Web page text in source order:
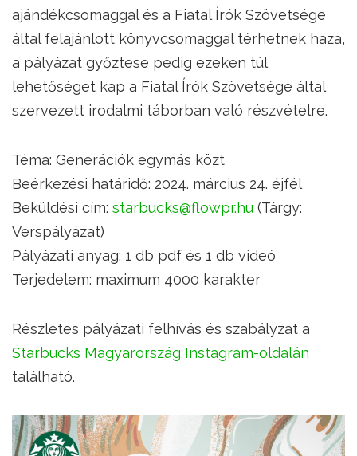
ajándékcsomaggal és a Fiatal Írók Szövetsége
által felajánlott könyvcsomaggal térhetnek haza,
a pályázat győztese pedig ezeken túl
lehetőséget kap a Fiatal Írók Szövetsége által
szervezett irodalmi táborban való részvételre.
Téma: Generációk egymás közt
Beérkezési határidő: 2024. március 24. éjfél
Beküldési cím: starbucks@flowpr.hu (Tárgy:
Verspályázat)
Pályázati anyag: 1 db pdf és 1 db videó
Terjedelem: maximum 4000 karakter
Részletes pályázati felhívás és szabályzat a
Starbucks Magyarország Instagram-oldalán
található.